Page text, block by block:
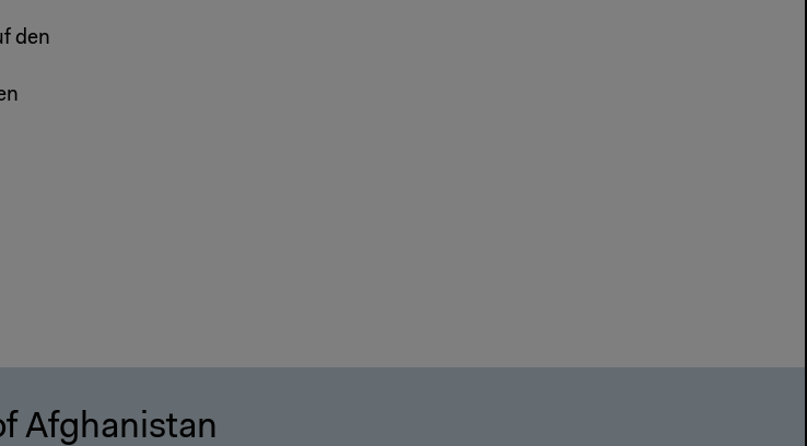
den
Afghanistan